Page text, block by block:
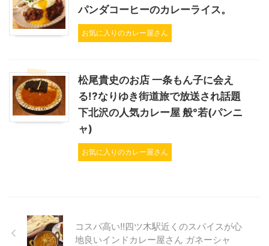
パンダコーヒーのカレーライス。
お気に入りのカレー屋さん
松尾貴史のお店 一条もん子に会え
る!?なりゆき街道旅で放送され話題
下北沢の人気カレー屋 般°若(パンニ
ャ)
お気に入りのカレー屋さん
コスパ高い!!四ツ木駅近くのスパイスが心
地良いインドカレー屋さん ガネーシャ